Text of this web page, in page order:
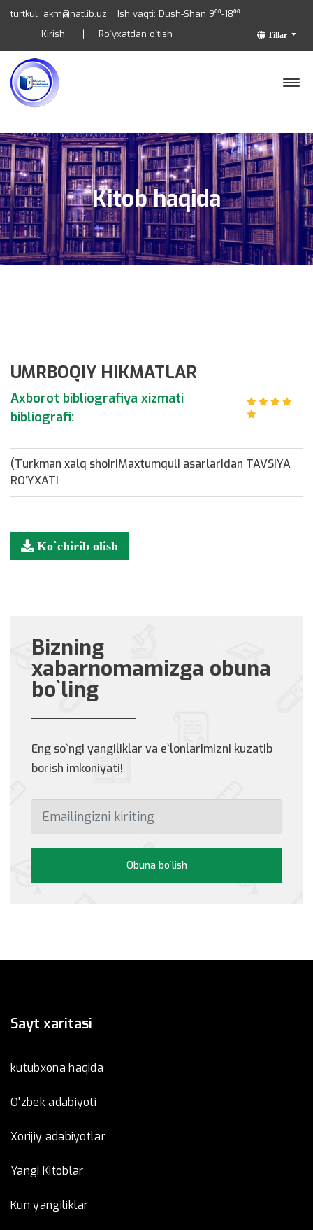
turtkul_akm@natlib.uz Ish vaqti: Dush-Shan 9⁰⁰-18⁰⁰
Tillar
Kirish Ro`yxatdan o`tish
Kitob haqida
UMRBOQIY HIKMATLAR
Axborot bibliografiya xizmati
bibliografi:
(Turkman xalq shoiriMaxtumquli asarlaridan TAVSIYA
RO’YXATI
Ko`chirib olish
Bizning
xabarnomamizga obuna
bo`ling
Eng so`ngi yangiliklar va e`lonlarimizni kuzatib
borish imkoniyati!
Obuna bo`lish
Sayt xaritasi
kutubxona haqida
O'zbek adabiyoti
Xorijiy adabiyotlar
Yangi Kitoblar
Kun yangiliklar